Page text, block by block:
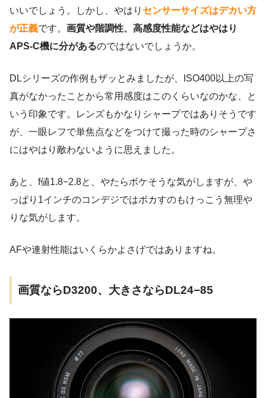
いいでしょう。しかし、やはり センサーサイズはデカい方
が正義です。 画質や階調性、高感度性能などはやはり
APS-C機に分があるのではないでしょうか。
DLシリーズの作例もザッとみましたが、ISO400以上の写
真がなかったことから常用感度はこのくらいなのかな、と
いう印象です。レンズもかなりシャープではありそうです
が、一眼レフで単焦点などをつけて撮った時のシャープさ
にはやはり敵わないように思えました。
あと、f値1.8−2.8と、やたらボケそうな気がしますが、や
っぱり1インチのコンデジではボカすのもけっこう無理や
りな気がします。
AFや連射性能はいくらかよさげではありますね。
画質ならD3200、大きさならDL24−85